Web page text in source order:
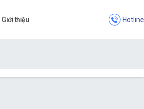
Giới thiệu Hotline